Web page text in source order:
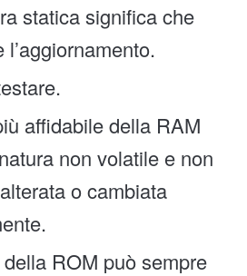
statica significa che
affidabile della RAM
non volatile e non
o cambiata
ROM può sempre